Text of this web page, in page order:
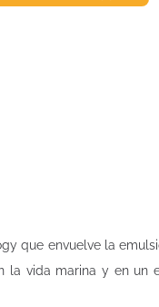
que envuelve la
la vida marina y en un